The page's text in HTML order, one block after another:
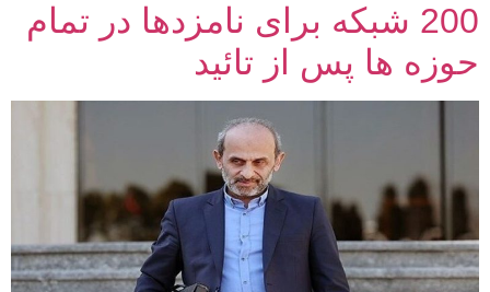
200 شبکه برای نامزدها در تمام
حوزه ها پس از تائید